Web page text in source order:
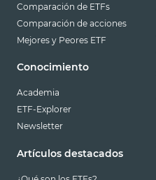
Comparación de ETFs
Comparación de acciones
Mejores y Peores ETF
Conocimiento
Academia
ETF-Explorer
Newsletter
Artículos destacados